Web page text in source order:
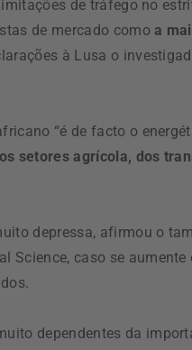
de tráfego no
de mercado comoa
à Lusa o
“é de facto o
setores agrícola, dos
depressa, afirmou o
Science, caso se
dependentes da